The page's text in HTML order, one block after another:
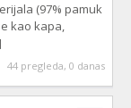
(97% pamuk
kao kapa,
44 pregleda, 0 danas